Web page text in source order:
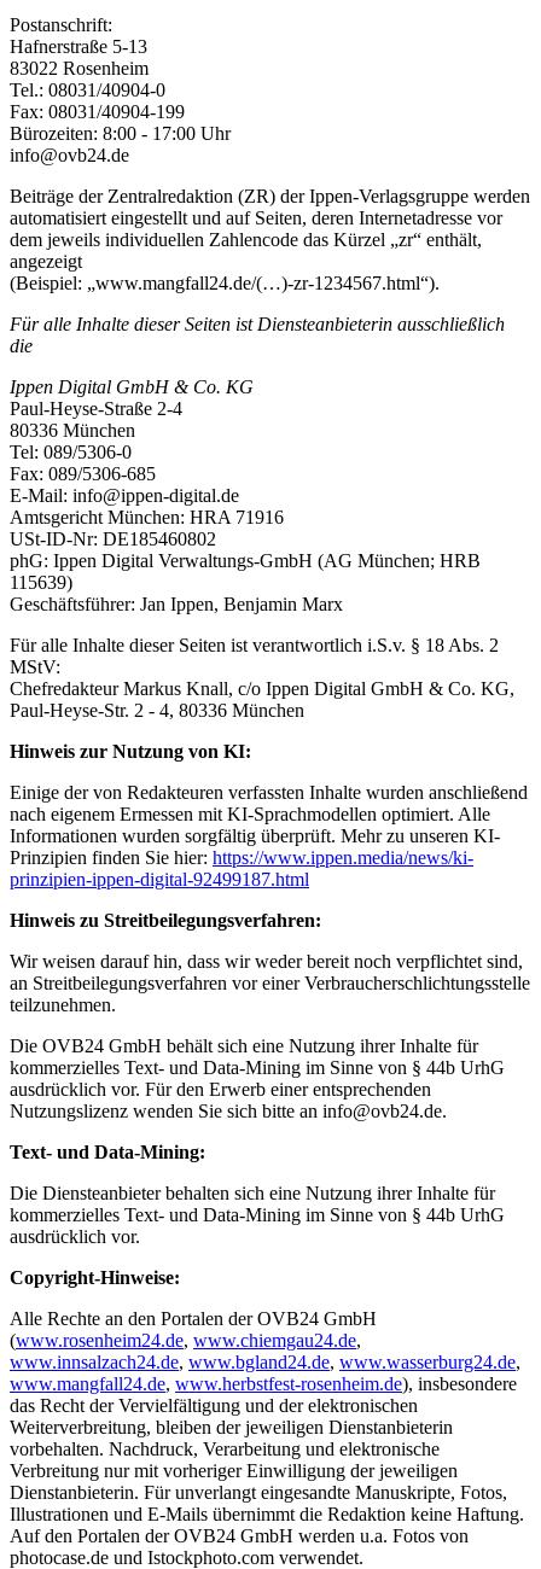
Postanschrift:
Hafnerstraße 5-13
83022 Rosenheim
Tel.: 08031/40904-0
Fax: 08031/40904-199
Bürozeiten: 8:00 - 17:00 Uhr
info@ovb24.de
Beiträge der Zentralredaktion (ZR) der Ippen-Verlagsgruppe werden
automatisiert eingestellt und auf Seiten, deren Internetadresse vor
dem jeweils individuellen Zahlencode das Kürzel „zr“ enthält,
angezeigt
(Beispiel: „www.mangfall24.de/(…)-zr-1234567.html“).
Für alle Inhalte dieser Seiten ist Diensteanbieterin ausschließlich
die
Ippen Digital GmbH & Co. KG
Paul-Heyse-Straße 2-4
80336 München
Tel: 089/5306-0
Fax: 089/5306-685
E-Mail: info@ippen-digital.de
Amtsgericht München: HRA 71916
USt-ID-Nr: DE185460802
phG: Ippen Digital Verwaltungs-GmbH (AG München; HRB
115639)
Geschäftsführer: Jan Ippen, Benjamin Marx
Für alle Inhalte dieser Seiten ist verantwortlich i.S.v. § 18 Abs. 2
MStV:
Chefredakteur Markus Knall, c/o Ippen Digital GmbH & Co. KG,
Paul-Heyse-Str. 2 - 4, 80336 München
Hinweis zur Nutzung von KI:
Einige der von Redakteuren verfassten Inhalte wurden anschließend
nach eigenem Ermessen mit KI-Sprachmodellen optimiert. Alle
Informationen wurden sorgfältig überprüft. Mehr zu unseren KI-
Prinzipien finden Sie hier: https://www.ippen.media/news/ki-
prinzipien-ippen-digital-92499187.html
Hinweis zu Streitbeilegungsverfahren:
Wir weisen darauf hin, dass wir weder bereit noch verpflichtet sind,
an Streitbeilegungsverfahren vor einer Verbraucherschlichtungsstelle
teilzunehmen.
Die OVB24 GmbH behält sich eine Nutzung ihrer Inhalte für
kommerzielles Text- und Data-Mining im Sinne von § 44b UrhG
ausdrücklich vor. Für den Erwerb einer entsprechenden
Nutzungslizenz wenden Sie sich bitte an info@ovb24.de.
Text- und Data-Mining:
Die Diensteanbieter behalten sich eine Nutzung ihrer Inhalte für
kommerzielles Text- und Data-Mining im Sinne von § 44b UrhG
ausdrücklich vor.
Copyright-Hinweise:
Alle Rechte an den Portalen der OVB24 GmbH
(www.rosenheim24.de, www.chiemgau24.de,
www.innsalzach24.de, www.bgland24.de, www.wasserburg24.de,
www.mangfall24.de, www.herbstfest-rosenheim.de), insbesondere
das Recht der Vervielfältigung und der elektronischen
Weiterverbreitung, bleiben der jeweiligen Dienstanbieterin
vorbehalten. Nachdruck, Verarbeitung und elektronische
Verbreitung nur mit vorheriger Einwilligung der jeweiligen
Dienstanbieterin. Für unverlangt eingesandte Manuskripte, Fotos,
Illustrationen und E-Mails übernimmt die Redaktion keine Haftung.
Auf den Portalen der OVB24 GmbH werden u.a. Fotos von
photocase.de und Istockphoto.com verwendet.